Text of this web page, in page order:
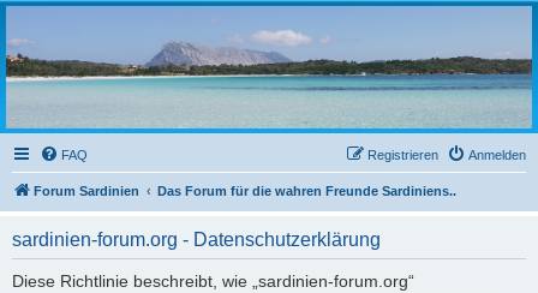
sardinien-forum.org
Das Forum der Freunde Sardiniens
FAQ Anmelden
Registrieren
Forum Sardinien Das Forum für die wahren Freunde Sardiniens..
sardinien-forum.org - Datenschutzerklärung
Diese Richtlinie beschreibt, wie „sardinien-forum.org“